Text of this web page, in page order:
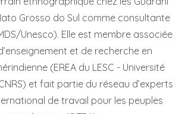
Grosso do Sul comme consultante
Unesco). Elle est membre associée
et de recherche en
(EREA du LESC - Université
et fait partie du réseau d’experts
de travail pour les peuples